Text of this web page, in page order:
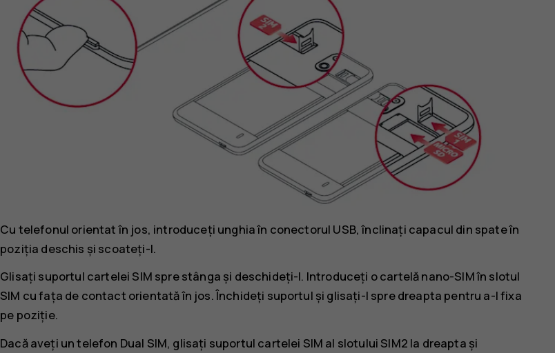
Cu telefonul orientat în jos, introduceți unghia în conectorul USB, înclinați capacul din spate în
poziția deschis și scoateți-l.
Glisați suportul cartelei SIM spre stânga și deschideți-l. Introduceți o cartelă nano-SIM în slotul
SIM cu fața de contact orientată în jos. Închideți suportul și glisați-l spre dreapta pentru a-l fixa
pe poziție.
Dacă aveți un telefon Dual SIM, glisați suportul cartelei SIM al slotului SIM2 la dreapta și